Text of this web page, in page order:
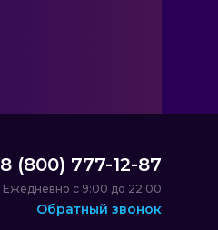
8 (800) 777-12-87
Ежедневно с 9:00 до 22:00
Обратный звонок